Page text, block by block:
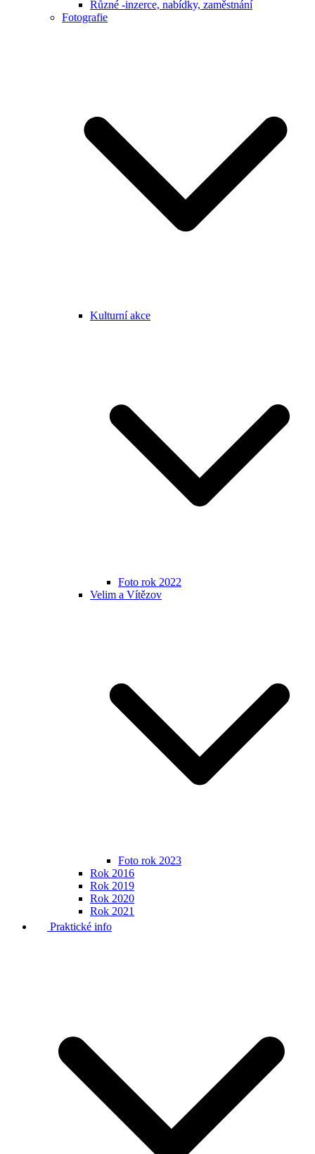
Různé -inzerce, nabídky, zaměstnání
Fotografie
Kulturní akce
Foto rok 2022
Velim a Vítězov
Foto rok 2023
Rok 2016
Rok 2019
Rok 2020
Rok 2021
Praktické info